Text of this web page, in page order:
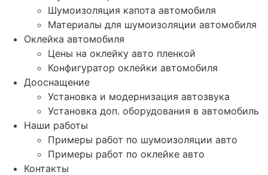
Шумоизоляция капота автомобиля
Материалы для шумоизоляции автомобиля
Оклейка автомобиля
Цены на оклейку авто пленкой
Конфигуратор оклейки автомобиля
Дооснащение
Установка и модернизация автозвука
Установка доп. оборудования в автомобиль
Наши работы
Примеры работ по шумоизоляции авто
Примеры работ по оклейке авто
Контакты